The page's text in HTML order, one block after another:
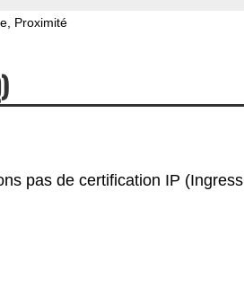
Proximité
pas de certification IP (Ingress